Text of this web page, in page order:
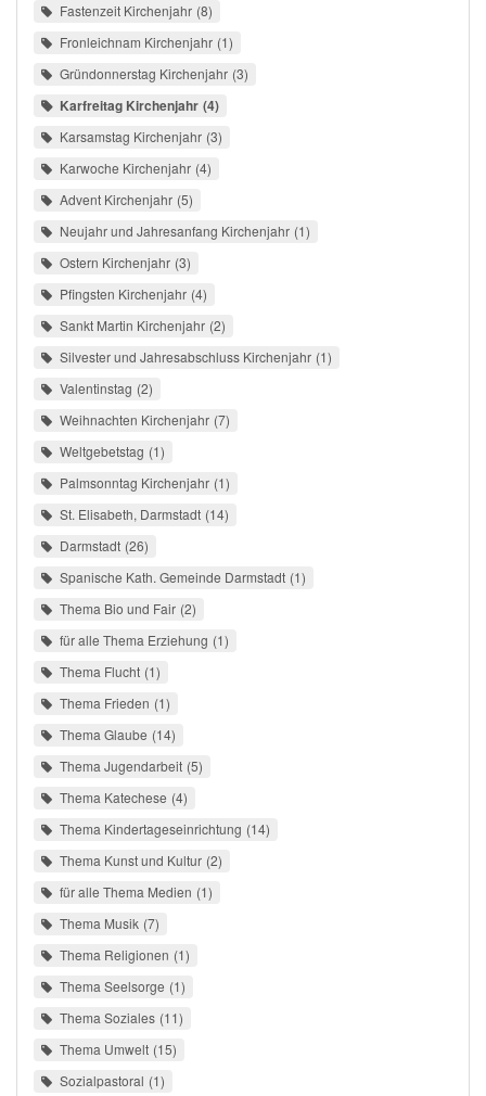
Fastenzeit Kirchenjahr 8
Fronleichnam Kirchenjahr 1
Gründonnerstag Kirchenjahr 3
Karfreitag Kirchenjahr 4
Karsamstag Kirchenjahr 3
Karwoche Kirchenjahr 4
Advent Kirchenjahr 5
Neujahr und Jahresanfang Kirchenjahr 1
Ostern Kirchenjahr 3
Pfingsten Kirchenjahr 4
Sankt Martin Kirchenjahr 2
Silvester und Jahresabschluss Kirchenjahr 1
Valentinstag 2
Weihnachten Kirchenjahr 7
Weltgebetstag 1
Palmsonntag Kirchenjahr 1
St. Elisabeth, Darmstadt 14
Darmstadt 26
Spanische Kath. Gemeinde Darmstadt 1
Thema Bio und Fair 2
für alle Thema Erziehung 1
Thema Flucht 1
Thema Frieden 1
Thema Glaube 14
Thema Jugendarbeit 5
Thema Katechese 4
Thema Kindertageseinrichtung 14
Thema Kunst und Kultur 2
für alle Thema Medien 1
Thema Musik 7
Thema Religionen 1
Thema Seelsorge 1
Thema Soziales 11
Thema Umwelt 15
Sozialpastoral 1